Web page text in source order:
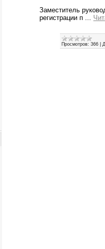
Заместитель
регистрации п
Просмотров: 366